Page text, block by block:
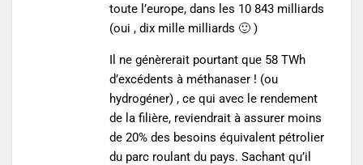
toute l’europe, dans les 10 843 milliards
(oui , dix mille milliards 🙂 )
Il ne génèrerait pourtant que 58 TWh
d’excédents à méthanaser ! (ou
hydrogéner) , ce qui avec le rendement
de la filière, reviendrait à assurer moins
de 20% des besoins équivalent pétrolier
du parc roulant du pays. Sachant qu’il